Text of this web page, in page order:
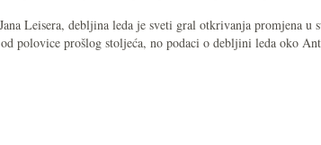
Leisera, debljina leda je sveti gral otkrivanja promjena u
polovice prošlog stoljeća, no podaci o debljini leda oko